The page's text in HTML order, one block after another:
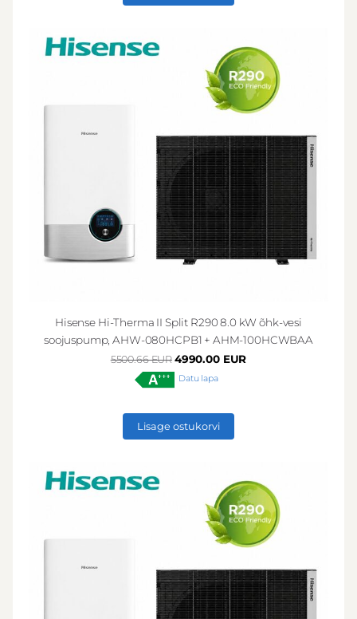
Hisense Hi-Therma II Split R290 8.0 kW õhk-vesi
soojuspump, AHW-080HCPB1 + AHM-100HCWBAA
5500.66 EUR 4990.00 EUR
Datu lapa
Lisage ostukorvi